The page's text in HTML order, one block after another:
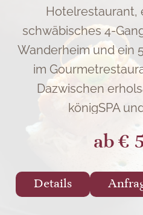
Hotelrestaurant,
schwäbisches 4-
Wanderheim und ein
im
Dazwischen
königSPA
ab €
Details